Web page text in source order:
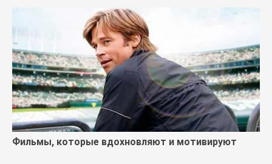
Фильмы, которые вдохновляют и мотивируют